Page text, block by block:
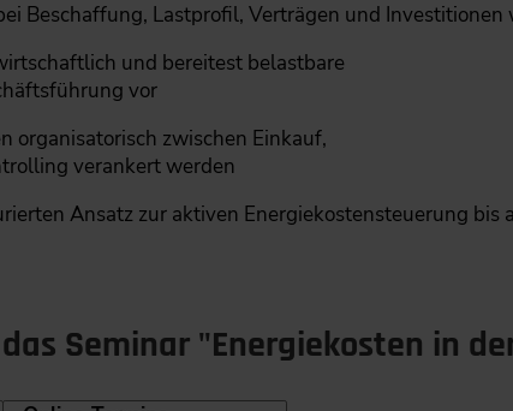
Beschaffung, Lastprofil, Verträgen und
und bereitest belastbare
vor
organisatorisch zwischen Einkauf,
verankert werden
Ansatz zur aktiven Energiekostensteuerung bis
Seminar "Energiekosten in